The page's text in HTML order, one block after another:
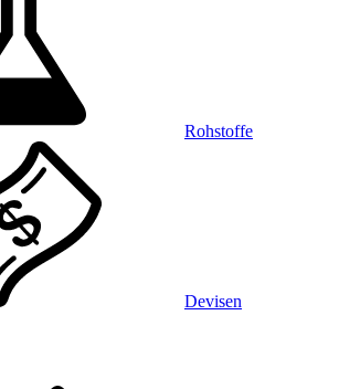
Rohstoffe
Devisen